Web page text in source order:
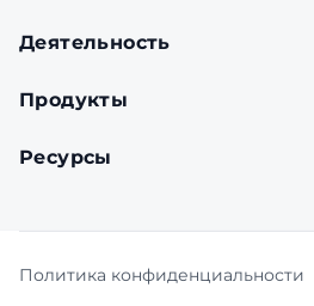
Деятельность
Продукты
Ресурсы
Политика конфиденциальности